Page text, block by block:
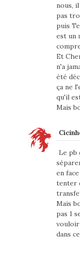
nous,
pas
puis
est un
Et
n'a
été
ça ne
qu'il
Mais
Le pb
en
tenter
Mais
pas 1
vouloir
dans